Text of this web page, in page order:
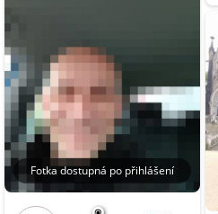
Fotka dostupná po přihlášení